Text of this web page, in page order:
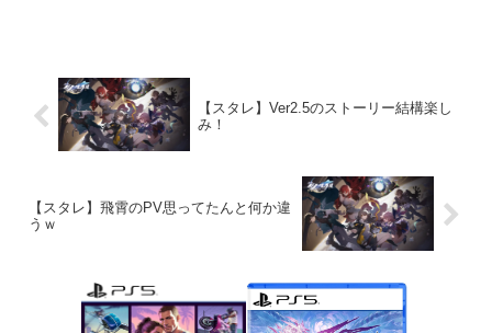
【スタレ】Ver2.5のストーリー結構楽し
み！
【スタレ】飛霄のPV思ってたんと何か違
うｗ